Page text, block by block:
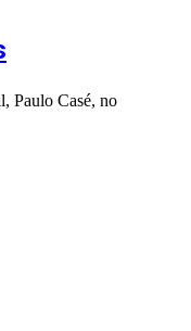
Paulo Casé, no